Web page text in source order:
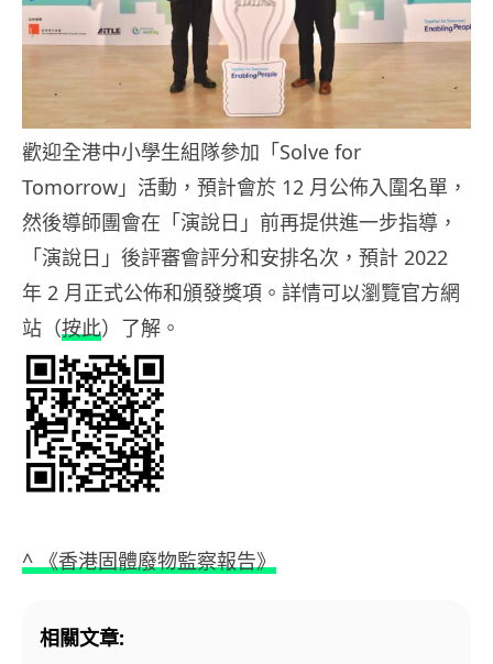
歡迎全港中小學生組隊參加「Solve for
Tomorrow」活動，預計會於 12 月公佈入圍名單，
然後導師團會在「演說日」前再提供進一步指導，
「演說日」後評審會評分和安排名次，預計 2022
年 2 月正式公佈和頒發獎項。詳情可以瀏覽官方網
站（按此）了解。
^ 《香港固體廢物監察報告》
相關文章: